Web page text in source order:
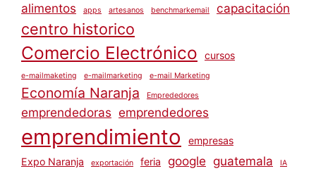
alimentos apps artesanos benchmarkemail capacitación
centro historico
Comercio Electrónico cursos
e-mailmaketing e-mailmarketing e-mail Marketing
Economía Naranja Emprededores
emprendedoras emprendedores
emprendimiento
empresas
Expo Naranja
exportación feria google guatemala IA